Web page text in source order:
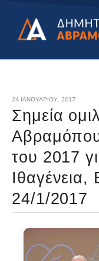
24 ΙΑΝΟΥΑΡΊΟΥ, 2017
Σημεία
του 2017
Ιθαγένεια,
24/1/2017